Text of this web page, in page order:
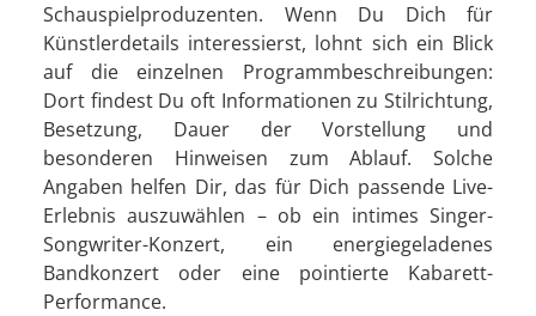
Schauspielproduzenten. Wenn Du Dich für
Künstlerdetails interessierst, lohnt sich ein Blick
auf die einzelnen Programmbeschreibungen:
Dort findest Du oft Informationen zu Stilrichtung,
Besetzung, Dauer der Vorstellung und
besonderen Hinweisen zum Ablauf. Solche
Angaben helfen Dir, das für Dich passende Live-
Erlebnis auszuwählen – ob ein intimes Singer-
Songwriter-Konzert, ein energiegeladenes
Bandkonzert oder eine pointierte Kabarett-
Performance.